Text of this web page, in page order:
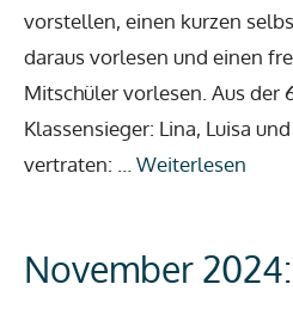
vorstellen, einen kurzen
daraus vorlesen und einen
Mitschüler vorlesen. Aus der
Klassensieger: Lina, Luisa
vertraten: … Weiterlesen
November